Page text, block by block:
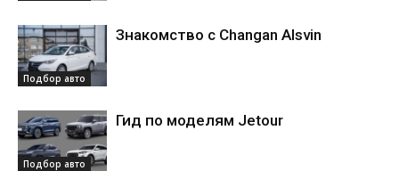
Подбор авто
Знакомство с Changan Alsvin
Подбор авто
Гид по моделям Jetour